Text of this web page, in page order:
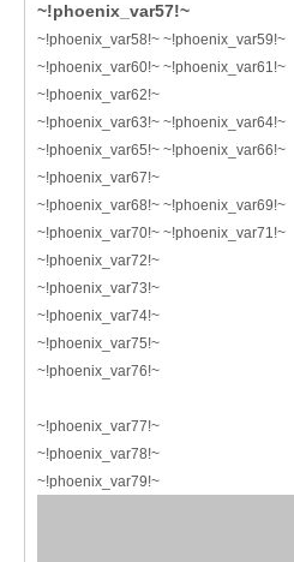
~!phoenix_var57!~
~!phoenix_var58!~ ~!phoenix_var59!~
~!phoenix_var60!~ ~!phoenix_var61!~
~!phoenix_var62!~
~!phoenix_var63!~ ~!phoenix_var64!~
~!phoenix_var65!~ ~!phoenix_var66!~
~!phoenix_var67!~
~!phoenix_var68!~ ~!phoenix_var69!~
~!phoenix_var70!~ ~!phoenix_var71!~
~!phoenix_var72!~
~!phoenix_var73!~
~!phoenix_var74!~
~!phoenix_var75!~
~!phoenix_var76!~
~!phoenix_var77!~
~!phoenix_var78!~
~!phoenix_var79!~